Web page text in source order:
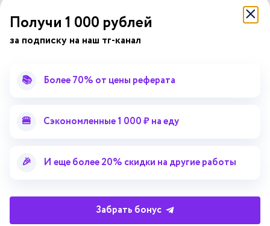
Научные статьи
Методические указания
Статьи от экспертов
Помощь эксперта
Поиск репетитора
Работа для преподавателей
Получи 1 000 рублей
за подписку на наш тг-канал
📚 Более 70% от цены реферата
🍔 Сэкономленные 1 000 ₽ на еду
🎉 И еще более 20% скидки на другие работы
Забрать бонус